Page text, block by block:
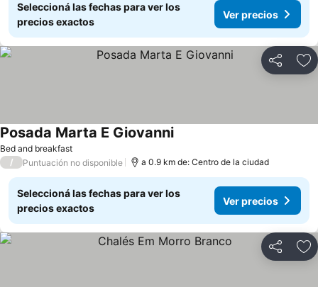
Seleccioná las fechas para ver los
precios exactos
Ver precios
Compartir
Bed and breakfast
Posada Marta E Giovanni
/ Puntuación no disponible a 0.9 km de: Centro de la ciudad
Seleccioná las fechas para ver los
precios exactos
Ver precios
Compartir